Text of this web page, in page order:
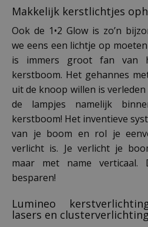
Makkelijk kerstlichtjes
Ook de 1•2 Glow is zo’n
we eens een lichtje op
is immers groot fan van
kerstboom. Het gehannes
uit de knoop willen is verleden
de lampjes namelijk
kerstboom! Het inventieve
van je boom en rol je
verlicht is. Je verlicht je
maar met name
besparen!
Lumineo
lasers en clusterverlichting